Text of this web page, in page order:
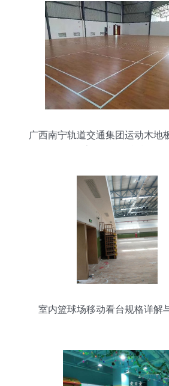
广西南宁轨道交通集团运动木地
室内篮球场移动看台规格详解